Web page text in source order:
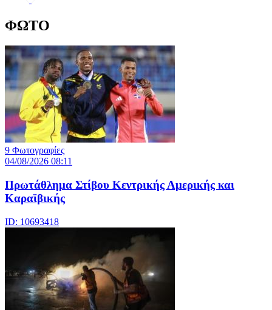
ΦΩΤΟ
9 Φωτογραφίες
04/08/2026 08:11
Πρωτάθλημα Στίβου Κεντρικής Αμερικής και
Καραϊβικής
ID: 10693418